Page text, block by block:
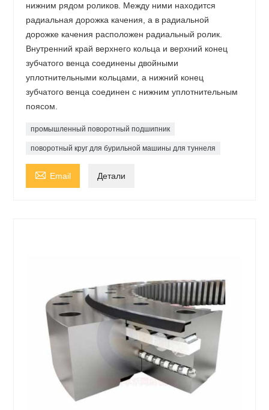
нижним рядом роликов. Между ними находится
радиальная дорожка качения, а в радиальной
дорожке качения расположен радиальный ролик.
Внутренний край верхнего кольца и верхний конец
зубчатого венца соединены двойными
уплотнительными кольцами, а нижний конец
зубчатого венца соединен с нижним уплотнительным
поясом.
промышленный поворотный подшипник
поворотный круг для бурильной машины для туннеля
 Email Детали